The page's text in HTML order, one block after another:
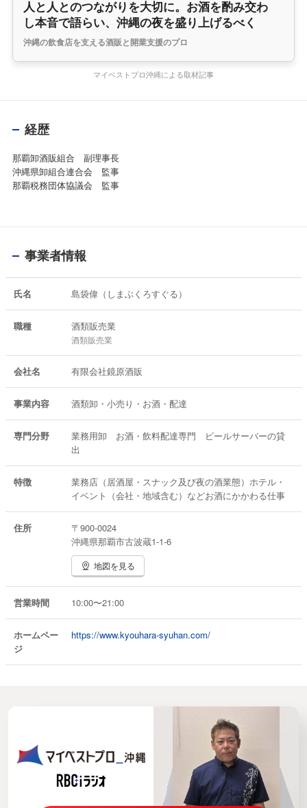
人と人とのつながりを大切に。お酒を酌み交わ
し本音で語らい、沖縄の夜を盛り上げるべく
沖縄の飲食店を支える酒販と開業支援のプロ
マイベストプロ沖縄による取材記事
経歴
那覇卸酒販組合 副理事長
沖縄県卸組合連合会 監事
那覇税務団体協議会 監事
事業者情報
氏名 島袋偉（しまぶくろすぐる）
職種 酒類販売業
酒類販売業
会社名 有限会社鏡原酒販
事業内容 酒類卸・小売り・お酒・配達
専門分野
業務用卸 お酒・飲料配達専門 ビールサーバーの貸
出
特徴
業務店（居酒屋・スナック及び夜の酒業態）ホテル・
イベント（会社・地域含む）などお酒にかかわる仕事
住所
〒900-0024
沖縄県那覇市古波蔵1-1-6
地図を見る
営業時間 10:00〜21:00
ホームペー
ジ
https://www.kyouhara-syuhan.com/